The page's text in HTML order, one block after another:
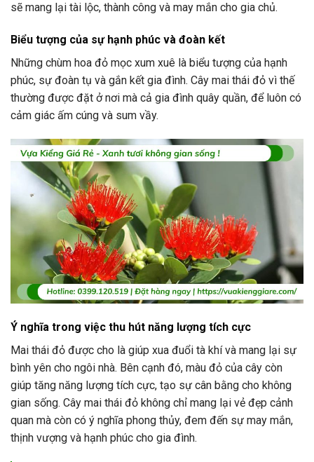
sẽ mang lại tài lộc, thành công và may mắn cho gia chủ.
Biểu tượng của sự hạnh phúc và đoàn kết
Những chùm hoa đỏ mọc xum xuê là biểu tượng của hạnh
phúc, sự đoàn tụ và gắn kết gia đình. Cây mai thái đỏ vì thế
thường được đặt ở nơi mà cả gia đình quây quần, để luôn có
cảm giác ấm cúng và sum vầy.
Ý nghĩa trong việc thu hút năng lượng tích cực
Mai thái đỏ được cho là giúp xua đuổi tà khí và mang lại sự
bình yên cho ngôi nhà. Bên cạnh đó, màu đỏ của cây còn
giúp tăng năng lượng tích cực, tạo sự cân bằng cho không
gian sống. Cây mai thái đỏ không chỉ mang lại vẻ đẹp cảnh
quan mà còn có ý nghĩa phong thủy, đem đến sự may mắn,
thịnh vượng và hạnh phúc cho gia đình.